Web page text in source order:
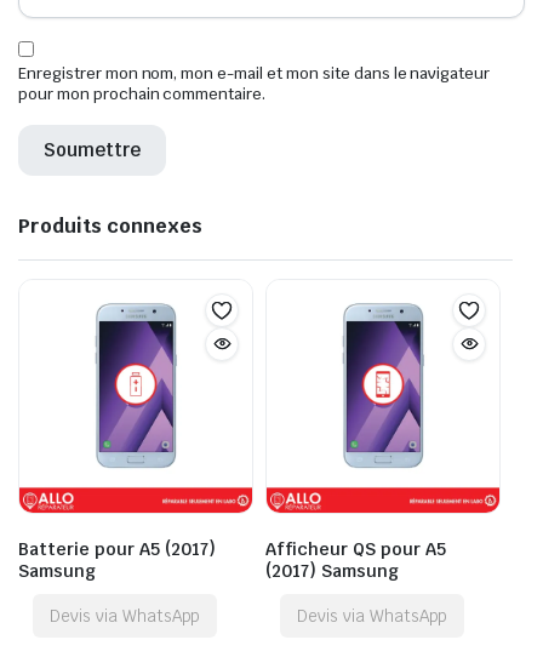
Enregistrer mon nom, mon e-mail et mon site dans le navigateur
pour mon prochain commentaire.
Produits connexes
Batterie pour A5 (2017)
Samsung
Devis via WhatsApp
Afficheur QS pour A5
(2017) Samsung
Devis via WhatsApp